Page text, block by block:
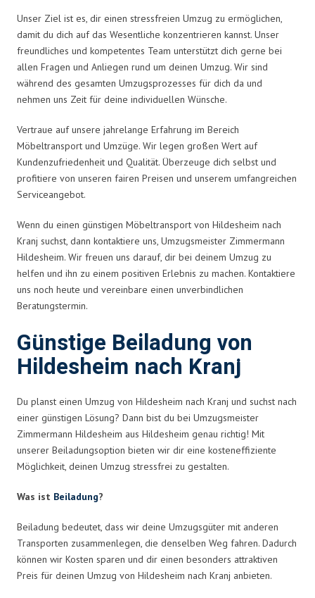
Unser Ziel ist es, dir einen stressfreien Umzug zu ermöglichen,
damit du dich auf das Wesentliche konzentrieren kannst. Unser
freundliches und kompetentes Team unterstützt dich gerne bei
allen Fragen und Anliegen rund um deinen Umzug. Wir sind
während des gesamten Umzugsprozesses für dich da und
nehmen uns Zeit für deine individuellen Wünsche.
Vertraue auf unsere jahrelange Erfahrung im Bereich
Möbeltransport und Umzüge. Wir legen großen Wert auf
Kundenzufriedenheit und Qualität. Überzeuge dich selbst und
profitiere von unseren fairen Preisen und unserem umfangreichen
Serviceangebot.
Wenn du einen günstigen Möbeltransport von Hildesheim nach
Kranj suchst, dann kontaktiere uns, Umzugsmeister Zimmermann
Hildesheim. Wir freuen uns darauf, dir bei deinem Umzug zu
helfen und ihn zu einem positiven Erlebnis zu machen. Kontaktiere
uns noch heute und vereinbare einen unverbindlichen
Beratungstermin.
Günstige Beiladung von
Hildesheim nach Kranj
Du planst einen Umzug von Hildesheim nach Kranj und suchst nach
einer günstigen Lösung? Dann bist du bei Umzugsmeister
Zimmermann Hildesheim aus Hildesheim genau richtig! Mit
unserer Beiladungsoption bieten wir dir eine kosteneffiziente
Möglichkeit, deinen Umzug stressfrei zu gestalten.
Was ist Beiladung?
Beiladung bedeutet, dass wir deine Umzugsgüter mit anderen
Transporten zusammenlegen, die denselben Weg fahren. Dadurch
können wir Kosten sparen und dir einen besonders attraktiven
Preis für deinen Umzug von Hildesheim nach Kranj anbieten.